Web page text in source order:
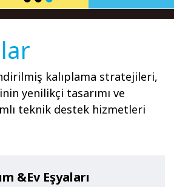
kalıplama stratejileri,
yenilikçi tasarımı ve
teknik destek hizmetleri
&Ev Eşyaları